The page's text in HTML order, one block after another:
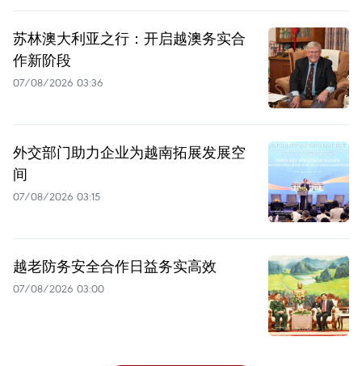
苏林澳大利亚之行：开启越澳务实合
作新阶段
07/08/2026 03:36
外交部门助力企业为越南拓展发展空
间
07/08/2026 03:15
越老防务安全合作日益务实高效
07/08/2026 03:00